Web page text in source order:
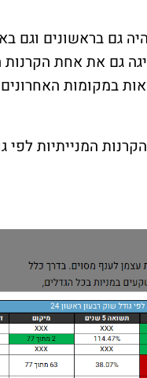
שתהיה גם בראשונים
גם את אחת הקרנות
במקומות
המנייתיות לפי